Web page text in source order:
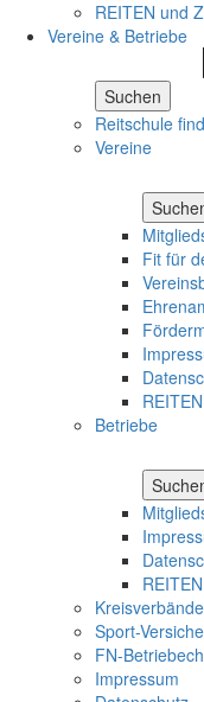
REITEN und
Vereine & Betriebe
Suchen
Reitschule
Vereine
Fit für
Betriebe
Kreisverbände
Sport-
FN-
Impressum